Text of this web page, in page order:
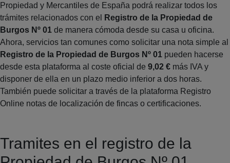
Propiedad y Mercantiles de España podrá realizar todos los
trámites relacionados con el
Registro de la Propiedad de
Burgos Nº 01 de manera cómoda desde su casa u oficina.
Ahora, servicios tan comunes como solicitar una nota simple al
Registro de la Propiedad de Burgos Nº 01 pueden hacerse
desde esta plataforma al coste oficial de 9,02 € más IVA y
disponer de ella en un plazo medio inferior a dos horas.
También puede solicitar a través de la plataforma Registro
Online notas de localización de fincas o certificaciones.
Tramites en el registro de la